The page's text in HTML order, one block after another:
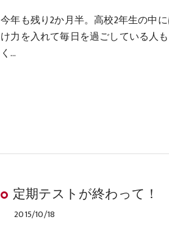
今年も残り2か月半。高校2年生の中
け力を入れて毎日を過ごしている人
く…
定期テストが終わって！
2015/10/18